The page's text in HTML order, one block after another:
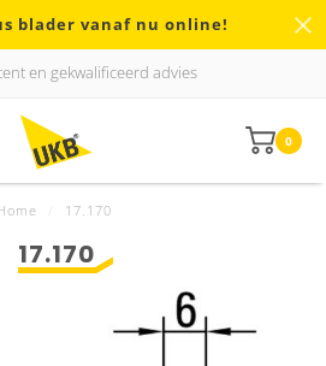
blader vanaf nu online!
en gekwalificeerd advies
0
17.170
17.170